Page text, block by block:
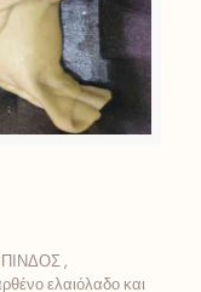
ΠΙΝΔΟΣ ,
ελαιόλαδο και